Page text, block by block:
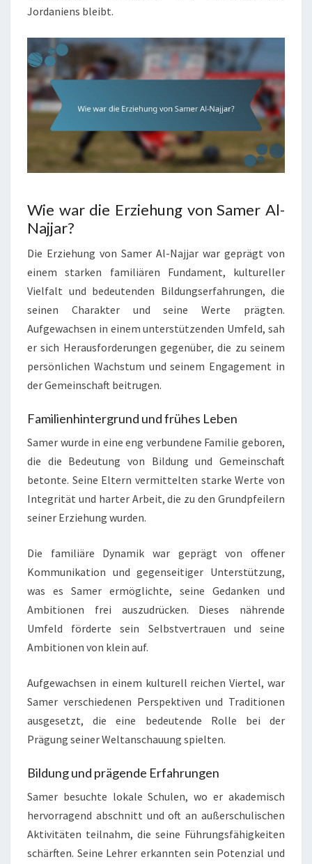
Jordaniens bleibt.
Wie war die Erziehung von Samer Al-
Najjar?
Die Erziehung von Samer Al-Najjar war geprägt von
einem starken familiären Fundament, kultureller
Vielfalt und bedeutenden Bildungserfahrungen, die
seinen Charakter und seine Werte prägten.
Aufgewachsen in einem unterstützenden Umfeld, sah
er sich Herausforderungen gegenüber, die zu seinem
persönlichen Wachstum und seinem Engagement in
der Gemeinschaft beitrugen.
Familienhintergrund und frühes Leben
Samer wurde in eine eng verbundene Familie geboren,
die die Bedeutung von Bildung und Gemeinschaft
betonte. Seine Eltern vermittelten starke Werte von
Integrität und harter Arbeit, die zu den Grundpfeilern
seiner Erziehung wurden.
Die familiäre Dynamik war geprägt von offener
Kommunikation und gegenseitiger Unterstützung,
was es Samer ermöglichte, seine Gedanken und
Ambitionen frei auszudrücken. Dieses nährende
Umfeld förderte sein Selbstvertrauen und seine
Ambitionen von klein auf.
Aufgewachsen in einem kulturell reichen Viertel, war
Samer verschiedenen Perspektiven und Traditionen
ausgesetzt, die eine bedeutende Rolle bei der
Prägung seiner Weltanschauung spielten.
Bildung und prägende Erfahrungen
Samer besuchte lokale Schulen, wo er akademisch
hervorragend abschnitt und oft an außerschulischen
Aktivitäten teilnahm, die seine Führungsfähigkeiten
schärften. Seine Lehrer erkannten sein Potenzial und